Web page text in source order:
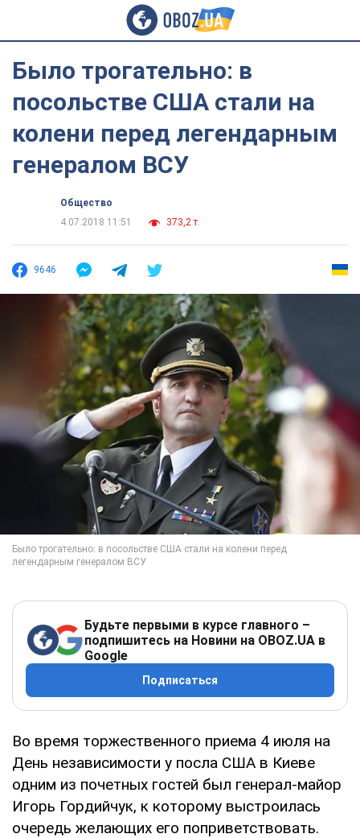
Было трогательно: в
посольстве США стали на
колени перед легендарным
генералом ВСУ
Общество
4.07.2018 11:51
373,2 т.
9646
Будьте первыми в курсе главного –
подпишитесь на Новини на OBOZ.UA в
Google
Подписаться
Во время торжественного приема 4 июля на
День независимости у посла США в Киеве
одним из почетных гостей был генерал-майор
Игорь Гордийчук, к которому выстроилась
очередь желающих его поприветствовать.